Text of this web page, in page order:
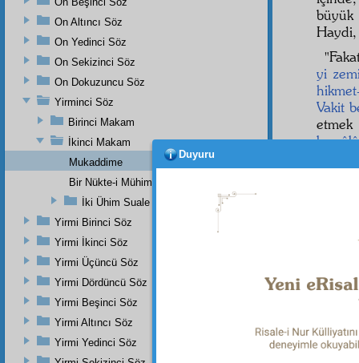
büyük
Haydi,
yi
Vakit
On Altıncı Söz
On Yedinci Söz
On Sekizinci Söz
On Dokuzuncu Söz
Yirminci Söz
Birinci Makam
İkinci Makam
Mukaddime
Bir Nükte-i Mühimme Ve Bir Sırr-ı Ehem
İki Ühim Suale Karşı İki Mühim Cevap
Yirmi Birinci Söz
Yirmi İkinci Söz
Yirmi Üçüncü Söz
Yirmi Dördüncü Söz
Yirmi Beşinci Söz
Yirmi Altıncı Söz
Yirmi Yedinci Söz
Duyuru